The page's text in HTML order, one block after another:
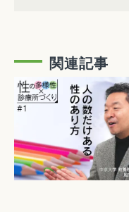
関連記事